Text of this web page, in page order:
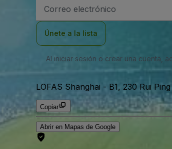
de
Únete a la lista
Al iniciar sesión o crear una cuenta,
LOFAS Shanghai - B1, 230 Rui
Copiar
Abrir en Mapas de Google